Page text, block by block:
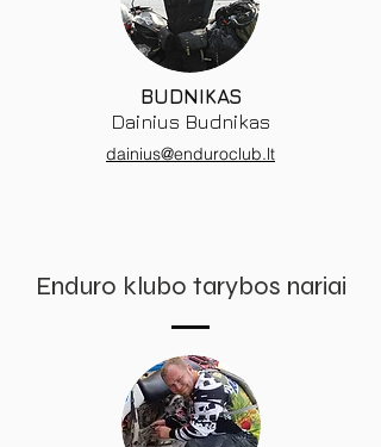
BUDNIKAS
Dainius Budnikas
dainius@enduroclub.lt
Enduro klubo tarybos nariai